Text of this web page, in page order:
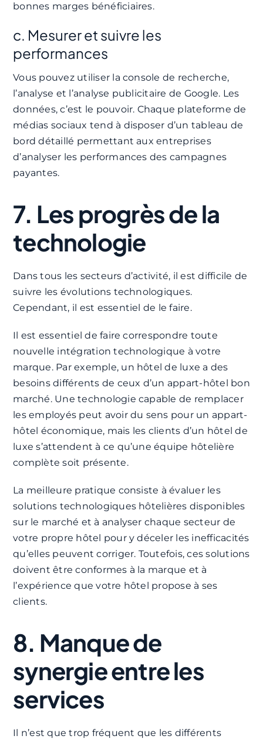
bonnes marges bénéficiaires.
c. Mesurer et suivre les
performances
Vous pouvez utiliser la console de recherche,
l’analyse et l’analyse publicitaire de Google. Les
données, c’est le pouvoir. Chaque plateforme de
médias sociaux tend à disposer d’un tableau de
bord détaillé permettant aux entreprises
d’analyser les performances des campagnes
payantes.
7. Les progrès de la
technologie
Dans tous les secteurs d’activité, il est difficile de
suivre les évolutions technologiques.
Cependant, il est essentiel de le faire.
Il est essentiel de faire correspondre toute
nouvelle intégration technologique à votre
marque. Par exemple, un hôtel de luxe a des
besoins différents de ceux d’un appart-hôtel bon
marché. Une technologie capable de remplacer
les employés peut avoir du sens pour un appart-
hôtel économique, mais les clients d’un hôtel de
luxe s’attendent à ce qu’une équipe hôtelière
complète soit présente.
La meilleure pratique consiste à évaluer les
solutions technologiques hôtelières disponibles
sur le marché et à analyser chaque secteur de
votre propre hôtel pour y déceler les inefficacités
qu’elles peuvent corriger. Toutefois, ces solutions
doivent être conformes à la marque et à
l’expérience que votre hôtel propose à ses
clients.
8. Manque de
synergie entre les
services
Il n’est que trop fréquent que les différents